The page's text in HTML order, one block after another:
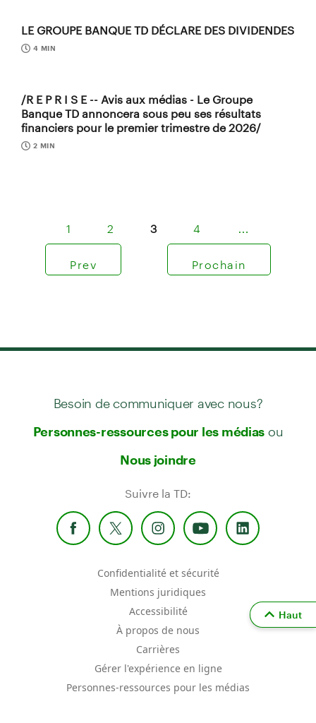
LE GROUPE BANQUE TD DÉCLARE DES DIVIDENDES
4 MIN
/R E P R I S E -- Avis aux médias - Le Groupe
Banque TD annoncera sous peu ses résultats
financiers pour le premier trimestre de 2026/
2 MIN
Prev
1 2 3 4
Prochain
Besoin de communiquer avec nous?
Personnes-ressources pour les médias ou
Nous joindre
Suivre la TD:
Confidentialité et sécurité
Mentions juridiques
Accessibilité
À propos de nous
Carrières
Gérer l'expérience en ligne
Personnes-ressources pour les médias
Haut